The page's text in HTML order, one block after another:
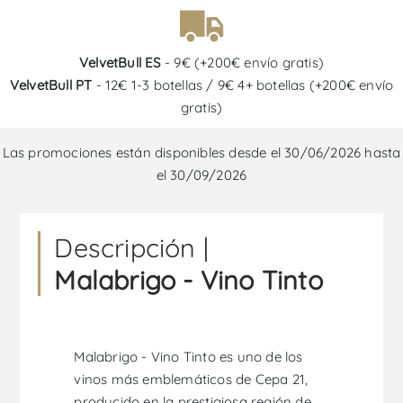
VelvetBull ES- 9€ (+200€ envío gratis)
VelvetBull PT - 12€ 1-3 botellas / 9€ 4+ botellas (+200€ envío
gratis)
Las promociones están disponibles desde el 30/06/2026 hasta
el 30/09/2026
Descripción |
Malabrigo - Vino Tinto
Malabrigo - Vino Tinto es uno de los
vinos más emblemáticos de Cepa 21,